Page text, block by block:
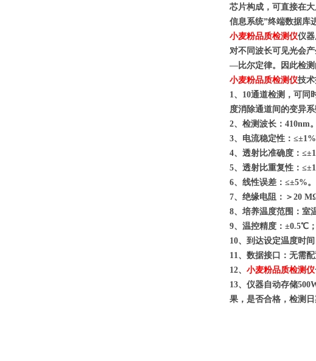
芯片构成，可直接在
信息系统”终端数据库
小麦粉品质检测仪仪
对不同波长可见光会
—比尔定律。因此检测
小麦粉品质检测仪技
1、10通道检测，可同
度消除通道间的变异
2、检测波长：410nm。
3、电流稳定性：
4、透射比准确度：
5、透射比重复性：
6、线性误差：≤±5%。
7、绝缘电阻：＞20
8、培养温度范围：室
9、温控精度：±0.5℃；
10、到达设定温度时间
11、数据接口：无需
12、 小麦粉品质检测仪
13、仪器自动存储
果，是否合格，检测